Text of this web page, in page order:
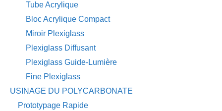
Tube Acrylique
Bloc Acrylique Compact
Miroir Plexiglass
Plexiglass Diffusant
Plexiglass Guide-Lumière
Fine Plexiglass
USINAGE DU POLYCARBONATE
Prototypage Rapide